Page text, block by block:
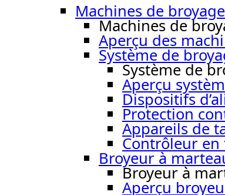
Machines de broyage
Machines de
Aperçu des
Système de
Système de
Aperçu
Dispositifs
Protection
Appareils de
Contrôleur
Broyeur à
Broyeur à
Aperçu